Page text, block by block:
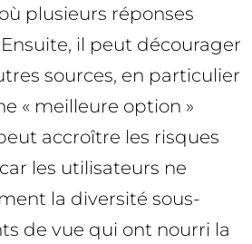
plusieurs réponses
il peut décourager
sources, en particulier
« meilleure option »
accroître les risques
les utilisateurs ne
la diversité sous-
de vue qui ont nourri la